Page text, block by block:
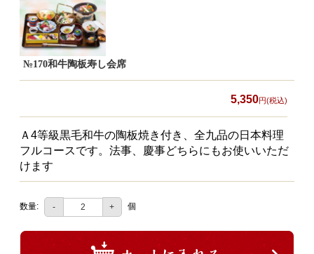
お野菜メイン弁当
旬の食材弁当
種類から選ぶ
四得オードブル
寿司・会席膳
高級弁当
オードブル
お食い初め・お子様膳
№170和牛陶板寿し会席
5,350円(税込)
Ａ4等級黒毛和牛の陶板焼き付き、全九品の日本料理
フルコースです。法事、慶事どちらにもお使いいただ
けます
数量: - + 個